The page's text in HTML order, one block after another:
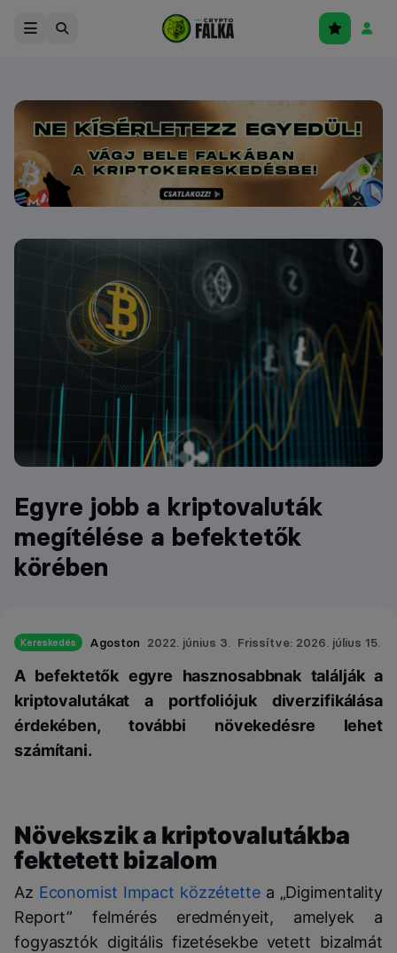
Egyre jobb a kriptovaluták
megítélése a befektetők
körében
Kereskedés Agoston 2022. június 3. Frissítve: 2026. július 15.
A befektetők egyre hasznosabbnak találják a
kriptovalutákat a portfoliójuk diverzifikálása
érdekében, további növekedésre lehet
számítani.
Növekszik a kriptovalutákba
fektetett bizalom
Az Economist Impact közzétettea „Digimentality
Report” felmérés eredményeit, amelyek a
fogyasztók digitális fizetésekbe vetett bizalmát